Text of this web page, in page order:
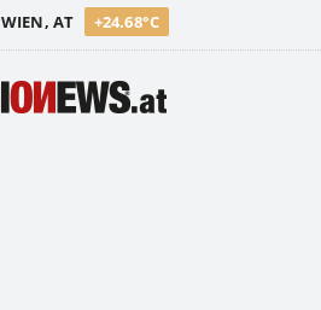
WIEN, AT +24.68°C